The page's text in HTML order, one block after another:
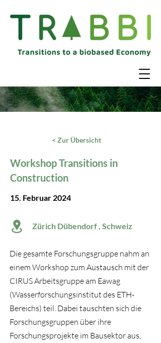
< Zur Übersicht
Workshop Transitions in
Construction
15. Februar 2024​​
Zürich Dübendorf , Schweiz
Die gesamte Forschungsgruppe nahm an
einem Workshop zum Austausch mit der
CIRUS Arbeitsgruppe am Eawag
(Wasserforschungsinstitut des ETH-
Bereichs) teil. Dabei tauschten sich die
Forschungsgruppen über ihre
Forschungsprojekte im Bausektor aus,